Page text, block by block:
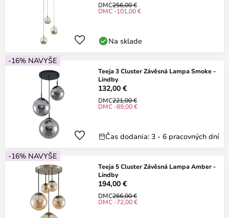
DMC256,00 €
DMC -101,00 €
Na sklade
-16% NAVYŠE
Teeja 3 Cluster Závěsná Lampa Smoke -
Lindby
132,00 €
DMC221,00 €
DMC -89,00 €
Čas dodania: 3 - 6 pracovných dní
-16% NAVYŠE
Teeja 5 Cluster Závěsná Lampa Amber -
Lindby
194,00 €
DMC266,00 €
DMC -72,00 €